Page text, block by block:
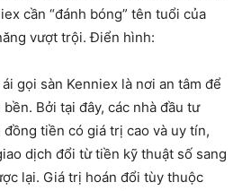
cần “đánh bóng” tên tuổi của
vượt trội. Điển hình:
gọi sàn Kenniex là nơi an tâm để
Bởi tại đây, các nhà đầu tư
tiền có giá trị cao và uy tín,
dịch đổi từ tiền kỹ thuật số sang
lại. Giá trị hoán đổi tùy thuộc